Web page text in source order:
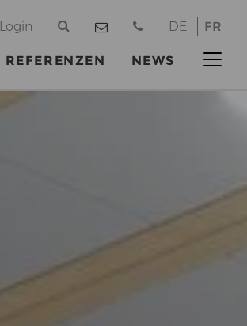
DE FR
Login
REFERENZEN NEWS